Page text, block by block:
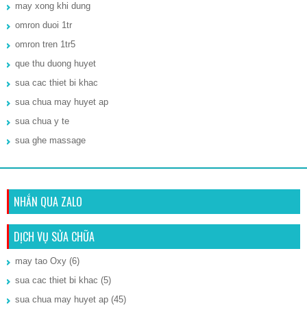
may xong khi dung
omron duoi 1tr
omron tren 1tr5
que thu duong huyet
sua cac thiet bi khac
sua chua may huyet ap
sua chua y te
sua ghe massage
NHẮN QUA ZALO
DỊCH VỤ SỬA CHỮA
may tao Oxy (6)
sua cac thiet bi khac (5)
sua chua may huyet ap (45)